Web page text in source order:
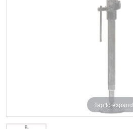
Tap to expand